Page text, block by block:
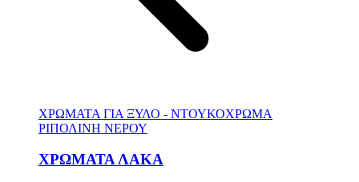
ΧΡΩΜΑΤΑ ΓΙΑ ΞΥΛΟ - ΝΤΟΥΚΟΧΡΩΜΑ
ΡΙΠΟΛΙΝΗ ΝΕΡΟΥ
ΧΡΩΜΑΤΑ ΛΑΚΑ